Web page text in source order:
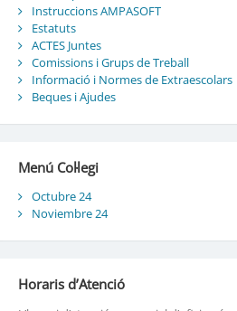
Instruccions AMPASOFT
Estatuts
ACTES Juntes
Comissions i Grups de Treball
Informació i Normes de Extraescolars
Beques i Ajudes
Menú Col·legi
Octubre 24
Noviembre 24
Horaris d’Atenció